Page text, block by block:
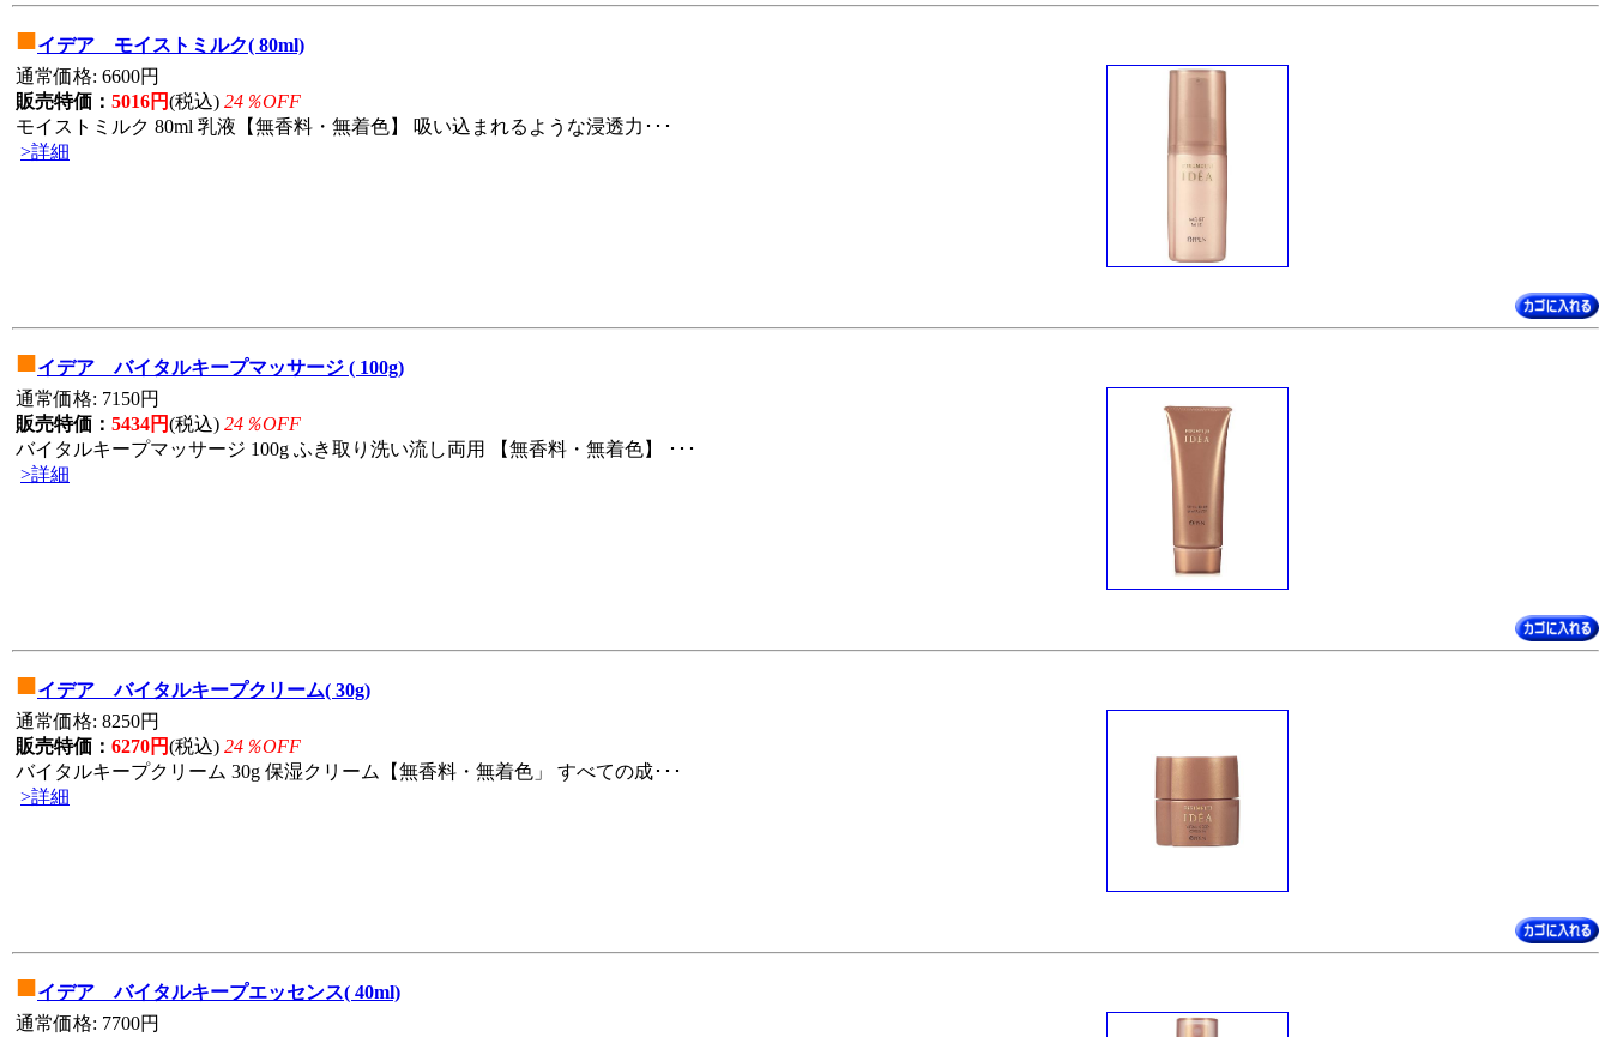
■イデア モイストミルク( 80ml)
通常価格: 6600円
販売特価： 5016円(税込) 24％OFF
モイストミルク 80ml 乳液【無香料・無着色】 吸い込まれるような浸透力･･･
>詳細
■イデア バイタルキープマッサージ ( 100g)
通常価格: 7150円
販売特価： 5434円(税込) 24％OFF
バイタルキープマッサージ 100g ふき取り洗い流し両用 【無香料・無着色】 ･･･
>詳細
■イデア バイタルキープクリーム( 30g)
通常価格: 8250円
販売特価： 6270円(税込) 24％OFF
バイタルキープクリーム 30g 保湿クリーム【無香料・無着色」 すべての成･･･
>詳細
■イデア バイタルキープエッセンス( 40ml)
通常価格: 7700円